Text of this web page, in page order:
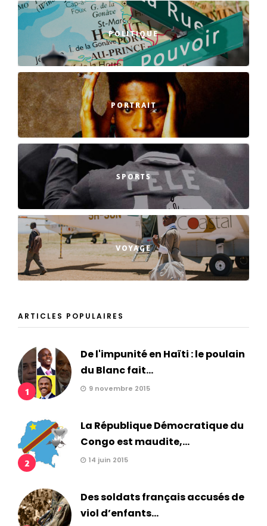
POLITIQUE
PORTRAIT
SPORTS
VOYAGE
ARTICLES POPULAIRES
1
De l'impunité en Haïti : le poulain
du Blanc fait...
9 novembre 2015
2
La République Démocratique du
Congo est maudite,...
14 juin 2015
Des soldats français accusés de
viol d’enfants...